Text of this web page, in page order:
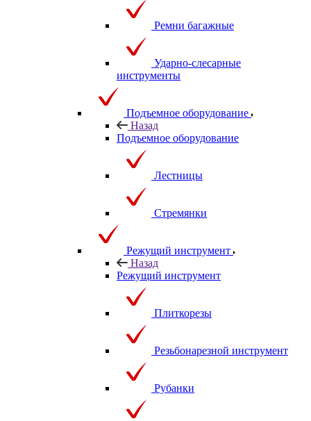
Ремни багажные
Ударно-слесарные
инструменты
Подъемное оборудование
Назад
Подъемное оборудование
Лестницы
Стремянки
Режущий инструмент
Назад
Режущий инструмент
Плиткорезы
Резьбонарезной инструмент
Рубанки